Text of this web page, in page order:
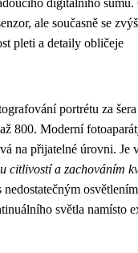
digitálního
ale současně se
pleti a detaily obličeje
portrétu za
800. Moderní
na přijatelné úrovni. Je
citlivostí a zachováním
světla namísto